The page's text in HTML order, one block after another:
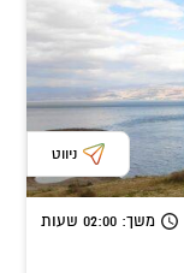
ניווט
משך: 02:00 שעות